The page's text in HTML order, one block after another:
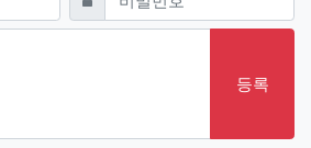
등록